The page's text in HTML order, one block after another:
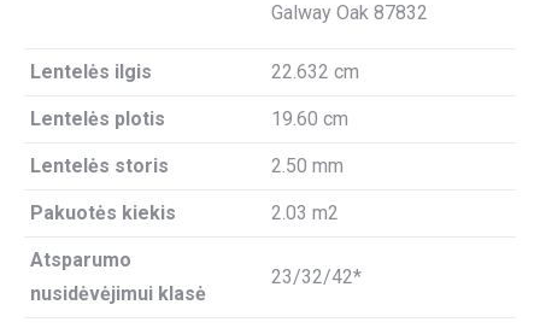
Galway Oak 87832
Lentelės ilgis 22.632 cm
Lentelės plotis 19.60 cm
Lentelės storis 2.50 mm
Pakuotės kiekis 2.03 m2
Atsparumo
nusidėvėjimui klasė
23/32/42*